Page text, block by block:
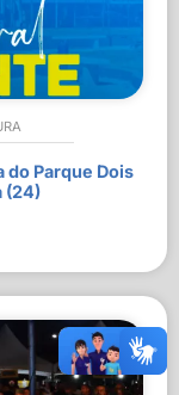
do Parque Dois
(24)